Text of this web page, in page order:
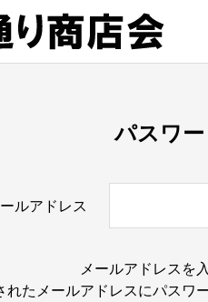
パスワ
ルアドレス
メールアドレスを
れたメールアドレスにパスワ